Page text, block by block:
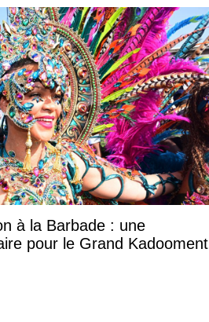
à la Barbade : une
pour le Grand Kadooment